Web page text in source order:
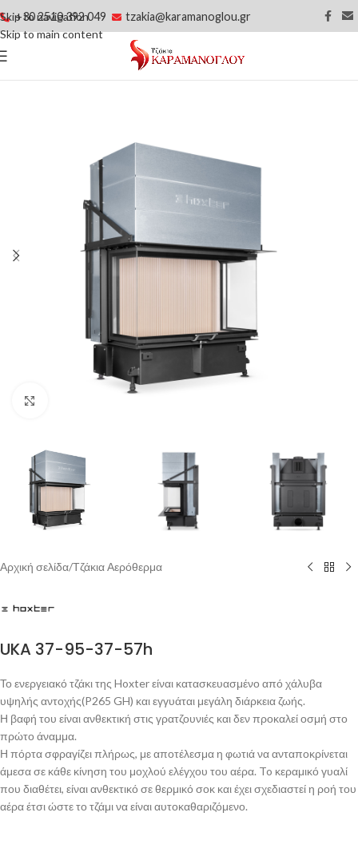
Skip to navigation
Skip to main content
+30 2510 392 049 tzakia@karamanoglou.gr
Αρχική σελίδα/Τζάκια Αερόθερμα
UKA 37-95-37-57h
Το ενεργειακό τζάκι της Hoxter είναι κατασκευασμένο από χάλυβα
υψηλής αντοχής(P265 GH) και εγγυάται μεγάλη διάρκεια ζωής.
Η βαφή του είναι ανθεκτική στις γρατζουνιές και δεν προκαλεί οσμή στο
πρώτο άναμμα.
Η πόρτα σφραγίζει πλήρως, με αποτέλεσμα η φωτιά να ανταποκρίνεται
άμεσα σε κάθε κίνηση του μοχλού ελέγχου του αέρα. To κεραμικό γυαλί
που διαθέτει, είναι ανθεκτικό σε θερμικό σοκ και έχει σχεδιαστεί η ροή του
αέρα έτσι ώστε το τζάμι να είναι αυτοκαθαριζόμενο.